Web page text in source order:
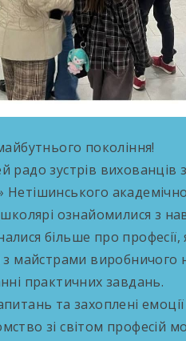
покоління!
радо зустрів вихованців
школярі ознайомилися з
більше про
з майстрами виробничого
практичних завдань.
та захоплені
зі світом професій